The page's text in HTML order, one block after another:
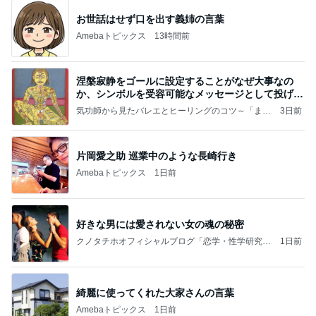
お世話はせず口を出す義姉の言葉
Amebaトピックス 13時間前
涅槃寂静をゴールに設定することがなぜ大事なの
か、シンボルを受容可能なメッセージとして投げる
ことが
気功師から見たバレエとヒーリングのコツ～「まと
3日前
片岡愛之助 巡業中のような長崎行き
Amebaトピックス 1日前
好きな男には愛されない女の魂の秘密
クノタチホオフィシャルブログ「恋学・性学研究
1日前
綺麗に使ってくれた大家さんの言葉
Amebaトピックス 1日前